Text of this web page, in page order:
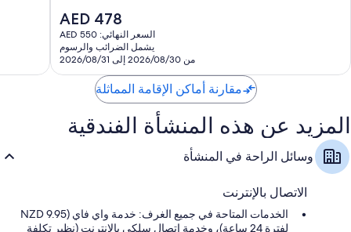
السعر
الحالي
هو
AED
478
AED 478
السعر النهائي: AED 550
يشمل الضرائب والرسوم
من 2026/08/30 إلى 2026/08/31
مقارنة أماكن الإقامة المماثلة
المزيد عن هذه المنشأة الفندقية
وسائل الراحة في المنشأة
الاتصال بالإنترنت
الخدمات المتاحة في جميع الغرف: خدمة واي فاي (NZD 9.95
لفترة 24 ساعة)، وخدمة اتصال سلكي بالإنترنت (نظير تكلفة